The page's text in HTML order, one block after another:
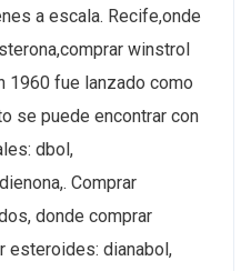
a escala. Recife,onde
winstrol
1960 fue lanzado como
se puede encontrar con
dbol,
Comprar
donde comprar
esteroides: dianabol,